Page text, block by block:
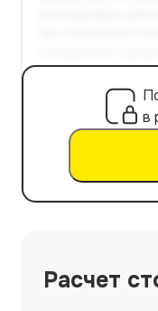
в
Расчет